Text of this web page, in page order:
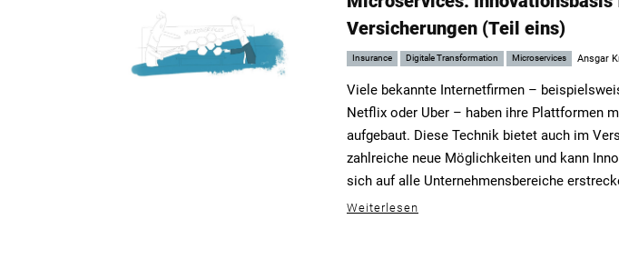
Versicherungen (Teil eins)
Insurance Digitale Transformation Microservices Ansgar
Viele bekannte Internetfirmen –
Netflix oder Uber – haben ihre Plattformen
aufgebaut. Diese Technik bietet auch im
zahlreiche neue Möglichkeiten und kann
sich auf alle Unternehmensbereiche
Weiterlesen